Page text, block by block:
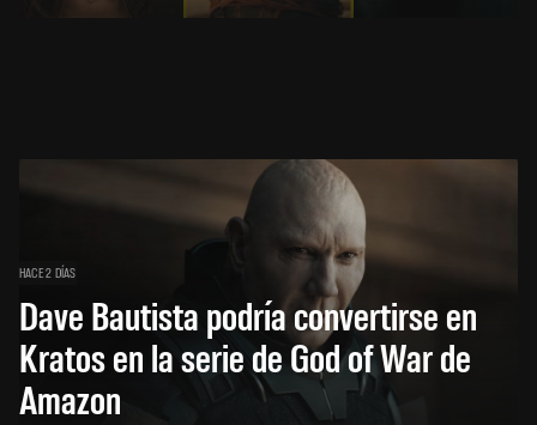
HACE 2 DÍAS
Dave Bautista podría convertirse en
Kratos en la serie de God of War de
Amazon